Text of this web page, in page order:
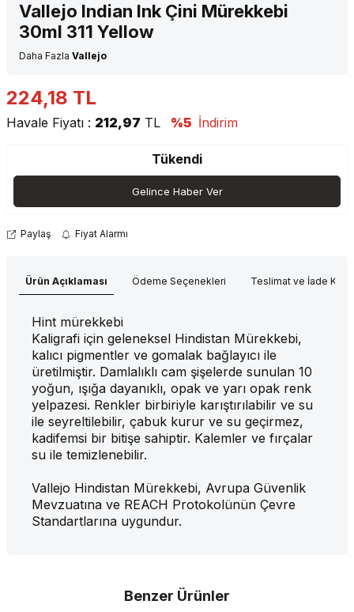
Vallejo Indian Ink Çini Mürekkebi
30ml 311 Yellow
Daha Fazla Vallejo
224,18 TL
Havale Fiyatı : 212,97 TL %5 İndirim
Tükendi
Gelince Haber Ver
Paylaş Fiyat Alarmı
Ürün Açıklaması Ödeme Seçenekleri Teslimat ve İade
Hint mürekkebi
Kaligrafi için geleneksel Hindistan Mürekkebi,
kalıcı pigmentler ve gomalak bağlayıcı ile
üretilmiştir. Damlalıklı cam şişelerde sunulan 10
yoğun, ışığa dayanıklı, opak ve yarı opak renk
yelpazesi. Renkler birbiriyle karıştırılabilir ve su
ile seyreltilebilir, çabuk kurur ve su geçirmez,
kadifemsi bir bitişe sahiptir. Kalemler ve fırçalar
su ile temizlenebilir.
Vallejo Hindistan Mürekkebi, Avrupa Güvenlik
Mevzuatına ve REACH Protokolünün Çevre
Standartlarına uygundur.
Benzer Ürünler